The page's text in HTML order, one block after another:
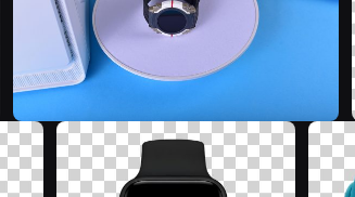
E P